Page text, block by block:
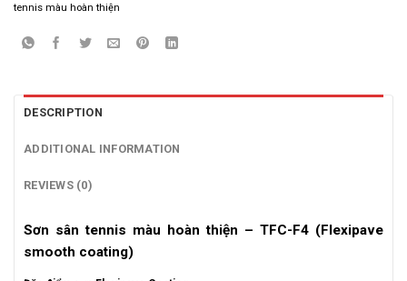
tennis màu hoàn thiện
DESCRIPTION
ADDITIONAL INFORMATION
REVIEWS (0)
Sơn sân tennis màu hoàn thiện – TFC-F4 (Flexipave
smooth coating)